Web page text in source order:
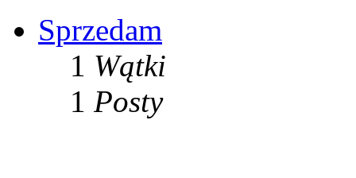
Sprzedam
1 Wątki
1 Posty